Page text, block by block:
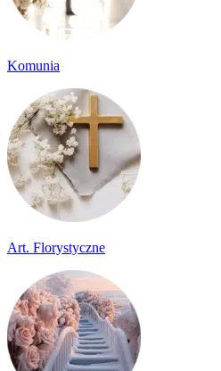
Komunia
Art. Florystyczne